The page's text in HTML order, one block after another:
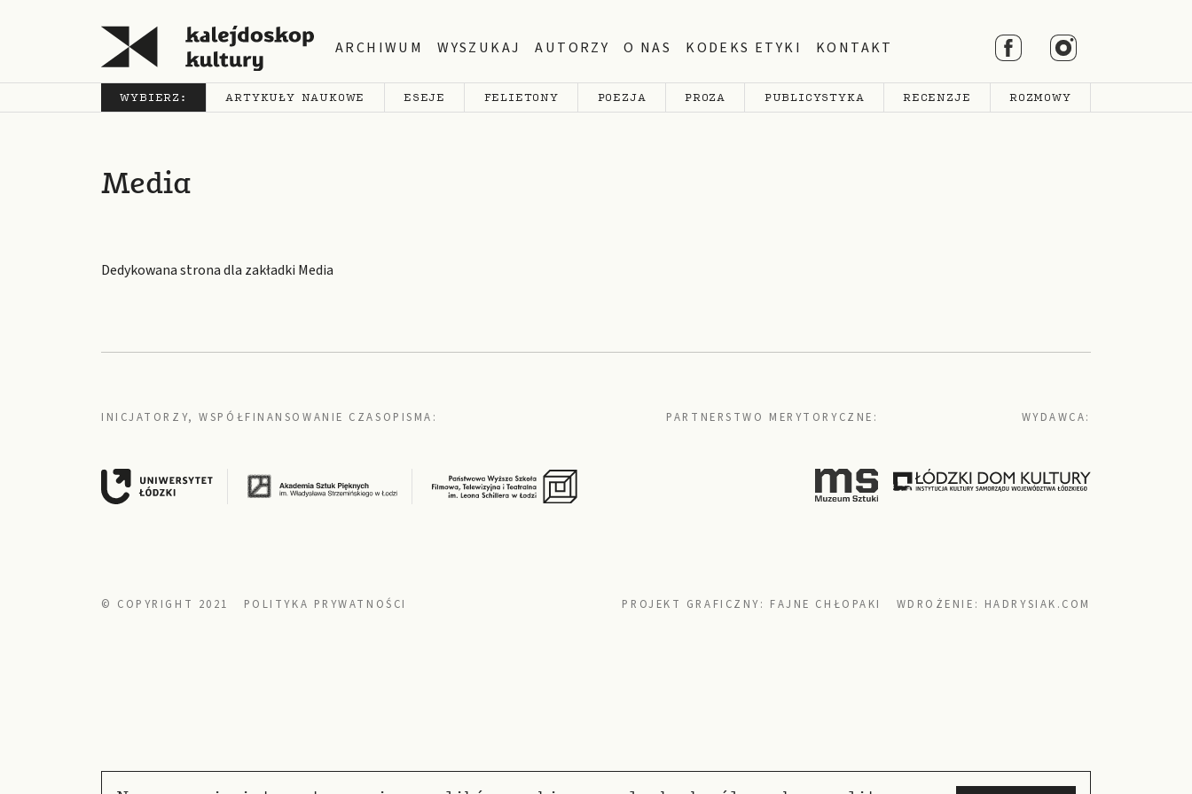
ARCHIWUM WYSZUKAJ AUTORZY O NAS KODEKS ETYKI KONTAKT
WYBIERZ: ARTYKUŁY NAUKOWE ESEJE FELIETONY POEZJA PROZA PUBLICYSTYKA RECENZJE ROZMOWY
Media
Dedykowana strona dla zakładki Media
INICJATORZY, WSPÓŁFINANSOWANIE CZASOPISMA: PARTNERSTWO MERYTORYCZNE: WYDAWCA:
© COPYRIGHT 2021 POLITYKA PRYWATNOŚCI PROJEKT GRAFICZNY: FAJNE CHŁOPAKI WDROŻENIE: HADRYSIAK.COM